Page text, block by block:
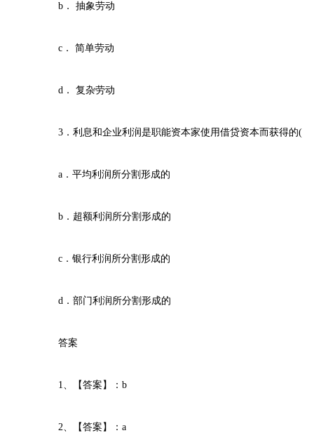
b． 抽象劳动
c． 简单劳动
d． 复杂劳动
3．利息和企业利润是职能资本家使用借贷资本而获得的
a．平均利润所分割形成的
b．超额利润所分割形成的
c．银行利润所分割形成的
d．部门利润所分割形成的
答案
1、【答案】：b
2、【答案】：a